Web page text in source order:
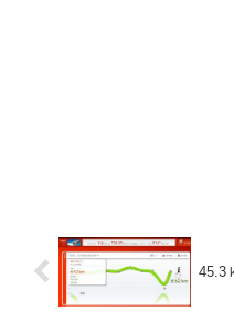
45.3